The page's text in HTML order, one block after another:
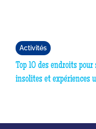
Activités
Top 10 des endroits
insolites et expériences